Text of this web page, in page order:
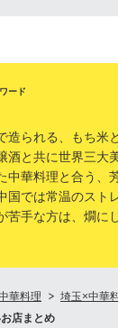
ード
造られる、もち米
酒と共に世界三大
中華料理と合う、
国では常温のスト
苦手な方は、燗に
華料理 埼玉×中華
店まとめ